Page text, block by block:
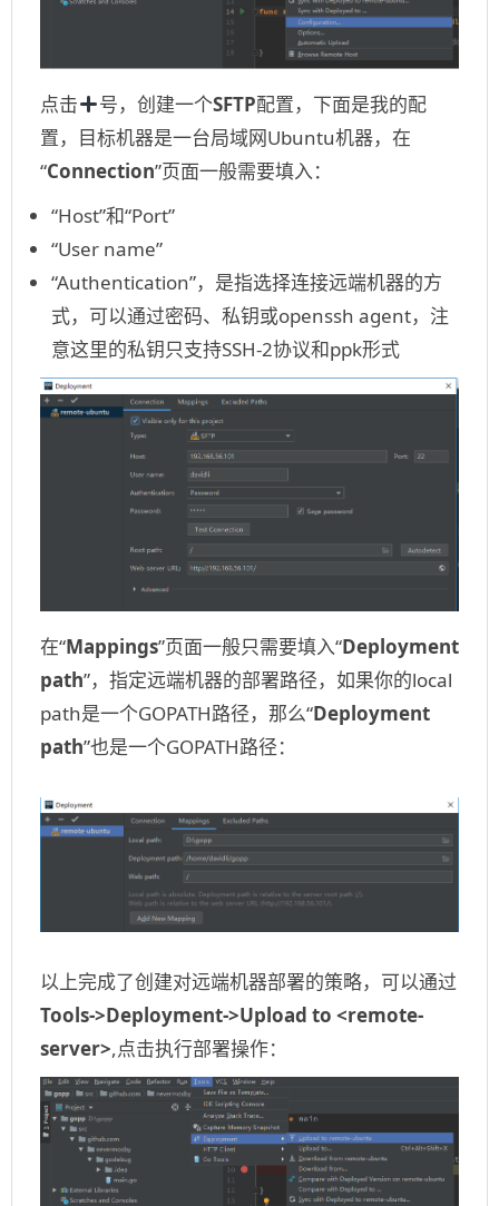
点击 号，创建一个SFTP配置，下面是我的配
置，目标机器是一台局域网Ubuntu机器，在
“Connection”页面一般需要填入：
“Host”和“Port”
“User name”
“Authentication”，是指选择连接远端机器的方
式，可以通过密码、私钥或openssh agent，注
意这里的私钥只支持SSH-2协议和ppk形式
在“Mappings”页面一般只需要填入“Deployment
path”，指定远端机器的部署路径，如果你的local
path是一个GOPATH路径，那么“Deployment
path”也是一个GOPATH路径：
以上完成了创建对远端机器部署的策略，可以通过
Tools->Deployment->Upload to <remote-
server>,点击执行部署操作：